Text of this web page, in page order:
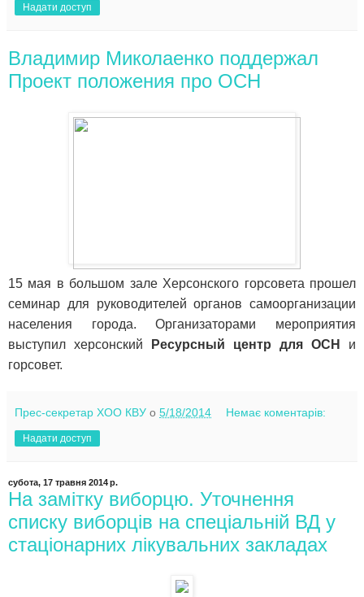
Надати доступ
Владимир Миколаенко поддержал
Проект положения про ОСН
15 мая в большом зале Херсонского горсовета прошел
семинар для руководителей органов самоорганизации
населения города. Организаторами мероприятия
выступил херсонский
Ресурсный центр для ОСН и
горсовет.
Прес-секретар ХОО КВУ о 5/18/2014 Немає коментарів:
Надати доступ
субота, 17 травня 2014 р.
На замітку виборцю. Уточнення
списку виборців на спеціальній ВД у
стаціонарних лікувальних закладах